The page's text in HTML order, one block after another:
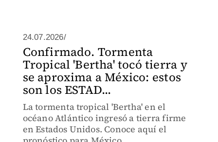
24.07.2026/
Confirmado. Tormenta
Tropical 'Bertha' tocó tierra y
se aproxima a México: estos
son los ESTAD...
La tormenta tropical 'Bertha' en el
océano Atlántico ingresó a tierra firme
en Estados Unidos. Conoce aquí el